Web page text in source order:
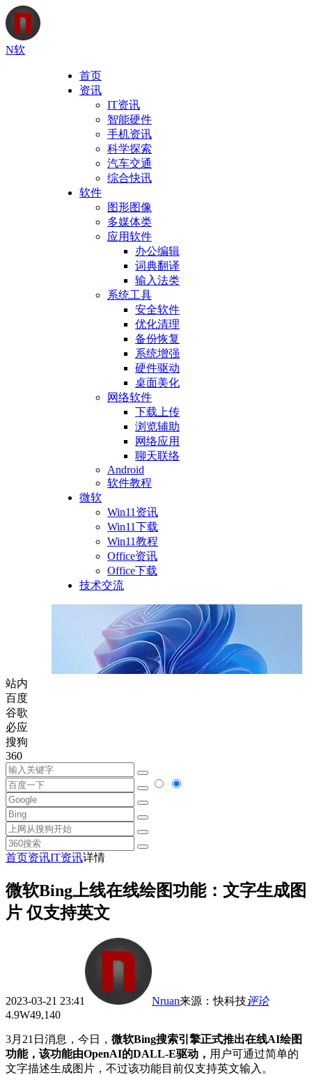
N软
首页
资讯
IT资讯
智能硬件
手机资讯
科学探索
汽车交通
综合快讯
软件
图形图像
多媒体类
应用软件
办公编辑
词典翻译
输入法类
系统工具
安全软件
优化清理
备份恢复
系统增强
硬件驱动
桌面美化
网络软件
下载上传
浏览辅助
网络应用
聊天联络
Android
软件教程
微软
Win11资讯
Win11下载
Win11教程
Office资讯
Office下载
技术交流
站内
百度
谷歌
必应
搜狗
360
首页资讯IT资讯详情
微软Bing上线在线绘图功能：文字生成图
片 仅支持英文
2023-03-21 23:41 Nruan来源 ：快科技评论
4.9W49,140
3月21日消息，今日， 微软Bing搜索引擎正式推出在线AI绘图
功能，该功能由OpenAI的DALL-E驱动， 用户可通过简单的
文字描述生成图片，不过该功能目前仅支持英文输入。